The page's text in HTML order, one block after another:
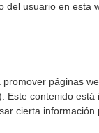
usuario en esta
páginas
contenido
cierta